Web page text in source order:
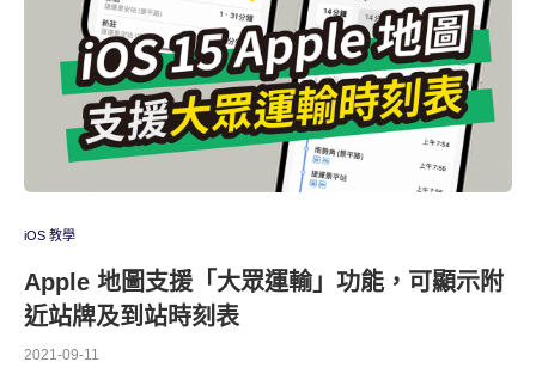
iOS 教學
Apple 地圖支援「大眾運輸」功能，可顯示附
近站牌及到站時刻表
2021-09-11